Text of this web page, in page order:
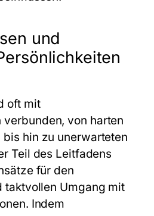
und
oft mit
von harten
hin zu unerwarteten
Teil des Leitfadens
für den
taktvollen Umgang mit
Indem